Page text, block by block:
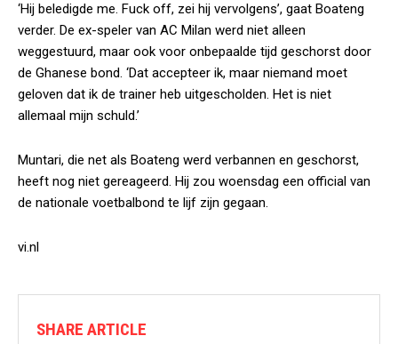
‘Hij beledigde me. Fuck off, zei hij vervolgens’, gaat Boateng
verder. De ex-speler van AC Milan werd niet alleen
weggestuurd, maar ook voor onbepaalde tijd geschorst door
de Ghanese bond. ‘Dat accepteer ik, maar niemand moet
geloven dat ik de trainer heb uitgescholden. Het is niet
allemaal mijn schuld.’
Muntari, die net als Boateng werd verbannen en geschorst,
heeft nog niet gereageerd. Hij zou woensdag een official van
de nationale voetbalbond te lijf zijn gegaan.
vi.nl
SHARE ARTICLE